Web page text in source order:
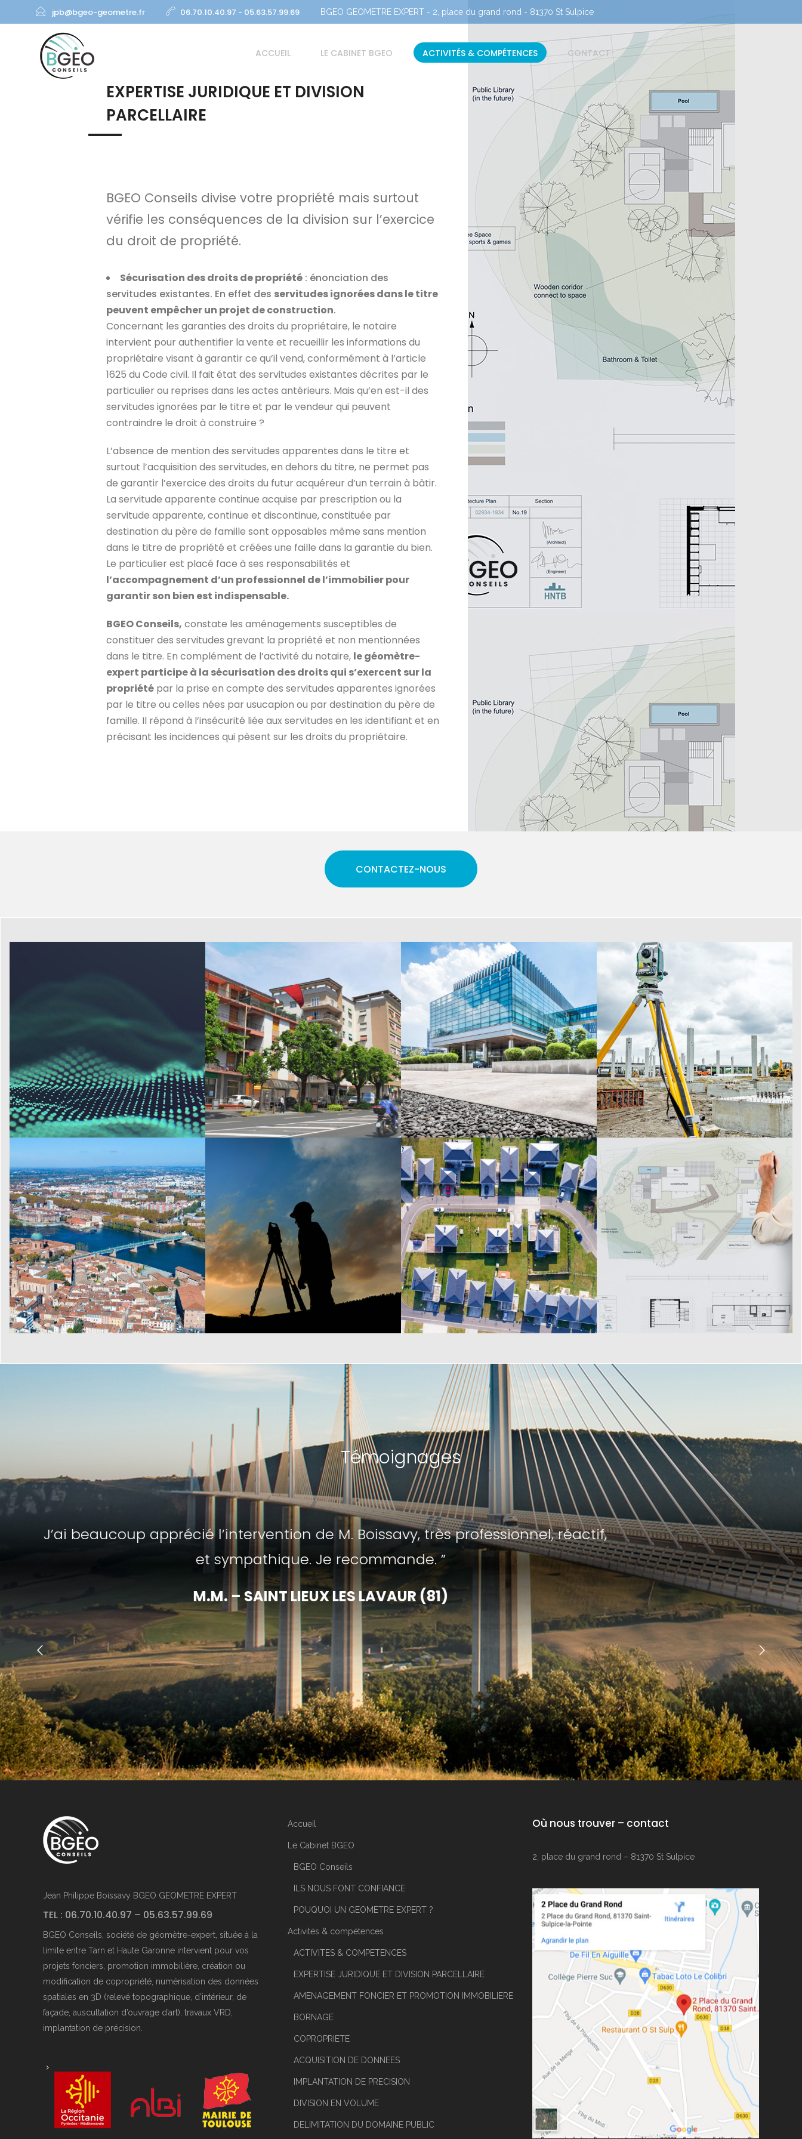
jpb@bgeo-geometre.fr 06.70.10.40.97 - 05.63.57.99.69 BGEO GEOMETRE EXPERT - 2, place du grand rond - 81370 St Sulpice
ACCUEIL LE CABINET BGEO ACTIVITÉS & COMPÉTENCES CONTACT
EXPERTISE JURIDIQUE ET DIVISION
PARCELLAIRE
BGEO Conseils divise votre propriété mais surtout
vérifie les conséquences de la division sur l’exercice
du droit de propriété.
Sécurisation des droits de propriété : énonciation des
servitudes existantes. En effet des servitudes ignorées dans le titre
peuvent empêcher un projet de construction.
Concernant les garanties des droits du propriétaire, le notaire
intervient pour authentifier la vente et recueillir les informations du
propriétaire visant à garantir ce qu’il vend, conformément à l’article
1625 du Code civil. Il fait état des servitudes existantes décrites par le
particulier ou reprises dans les actes antérieurs. Mais qu’en est-il des
servitudes ignorées par le titre et par le vendeur qui peuvent
contraindre le droit à construire ?
L’absence de mention des servitudes apparentes dans le titre et
surtout l’acquisition des servitudes, en dehors du titre, ne permet pas
de garantir l’exercice des droits du futur acquéreur d’un terrain à bâtir.
La servitude apparente continue acquise par prescription ou la
servitude apparente, continue et discontinue, constituée par
destination du père de famille sont opposables même sans mention
dans le titre de propriété et créées une faille dans la garantie du bien.
Le particulier est placé face à ses responsabilités et
l’accompagnement d’un professionnel de l’immobilier pour
garantir son bien est indispensable.
BGEO Conseils, constate les aménagements susceptibles de
constituer des servitudes grevant la propriété et non mentionnées
dans le titre. En complément de l’activité du notaire, le géomètre-
expert participe à la sécurisation des droits qui s’exercent sur la
propriété par la prise en compte des servitudes apparentes ignorées
par le titre ou celles nées par usucapion ou par destination du père de
famille. Il répond à l’insécurité liée aux servitudes en les identifiant et en
précisant les incidences qui pèsent sur les droits du propriétaire.
CONTACTEZ-NOUS
DELIMITATION DU DOMAINE PUBLIC DIVISION EN VOLUME IMPLANTATION DE PRECISION
COPROPRIETE BORNAGE
AMENAGEMENT FONCIER ET
PROMOTION IMMOBILIERE
EXPERTISE JURIDIQUE ET DIVISION
PARCELLAIRE
Témoignages
“ Habitants d’une commune de la Haute Garonne, nous avons confié nos
travaux de bornage à BGEO Conseils. Nous ne pouvons que louer les travaux
réalisés par Mr Boissavy qui a répondu à nos attentes par sa disponibilité, son
expertise ainsi que par sa gestion des relations avec la Commune et le
voisinage. ”
D.P. – BESSIERES (31)
Jean Philippe Boissavy BGEO GEOMETRE EXPERT
TEL : 06.70.10.40.97 – 05.63.57.99.69
BGEO Conseils, société de géomètre-expert, située à la
limite entre Tarn et Haute Garonne intervient pour vos
projets fonciers, promotion immobilière, création ou
modification de copropriété, numérisation des données
spatiales en 3D (relevé topographique, d’intérieur, de
façade, auscultation d’ouvrage d’art), travaux VRD,
implantation de précision.
Accueil
Le Cabinet BGEO
BGEO Conseils
ILS NOUS FONT CONFIANCE
POUQUOI UN GEOMETRE EXPERT ?
Activités & compétences
ACTIVITES & COMPETENCES
EXPERTISE JURIDIQUE ET DIVISION PARCELLAIRE
AMENAGEMENT FONCIER ET PROMOTION IMMOBILIERE
BORNAGE
COPROPRIETE
ACQUISITION DE DONNEES
IMPLANTATION DE PRECISION
DIVISION EN VOLUME
DELIMITATION DU DOMAINE PUBLIC
Où nous trouver – contact
2, place du grand rond – 81370 St Sulpice